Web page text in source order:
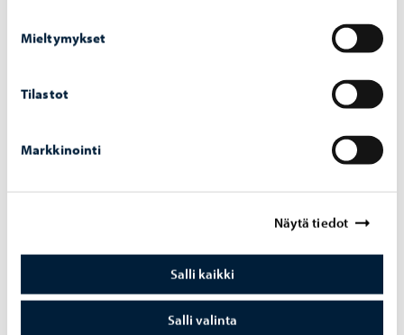
Mieltymykset
Tilastot
Markkinointi
Näytä tiedot
Salli kaikki
Salli valinta
lukutakuu: tänä vuonna 1.-2. -luokkalaisten lukutaidon
edistämiseen ja lukuinnon vahvistamiseen kiinnitetään
erityistä huomiota.
hauskuudesta ja leikillisyydestä. Se ei ole velvollisuus,
– Ke 20.9. alkaen 10 kertaa, klo 17-18.30. Suunnattu 1.-3. -
luokkalaisille lapsille. Ilmoittautumiset: